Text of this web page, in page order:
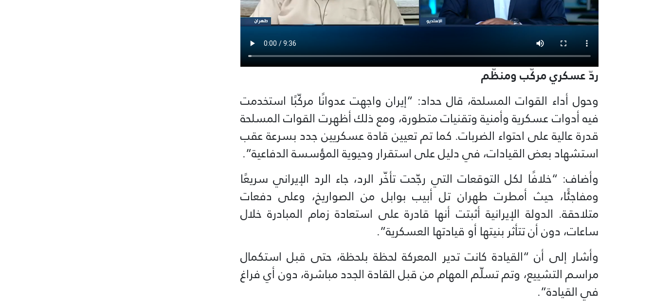
ردّ عسكري مركّب ومنظّم
وحول أداء القوات المسلحة، قال حداد: “إيران واجهت عدوانًا مركّبًا استخدمت
فيه أدوات عسكرية وأمنية وتقنيات متطورة، ومع ذلك أظهرت القوات المسلحة
قدرة عالية على احتواء الضربات. كما تم تعيين قادة عسكريين جدد بسرعة عقب
استشهاد بعض القيادات، في دليل على استقرار وحيوية المؤسسة الدفاعية”.
وأضاف: “خلافًا لكل التوقعات التي رجّحت تأخّر الرد، جاء الرد الإيراني سريعًا
ومفاجئًا، حيث أمطرت طهران تل أبيب بوابل من الصواريخ، وعلى دفعات
متلاحقة. الدولة الإيرانية أثبتت أنها قادرة على استعادة زمام المبادرة خلال
ساعات، دون أن تتأثر بنيتها أو قيادتها العسكرية”.
وأشار إلى أن “القيادة كانت تدير المعركة لحظة بلحظة، حتى قبل استكمال
مراسم التشييع، وتم تسلّم المهام من قبل القادة الجدد مباشرة، دون أي فراغ
في القيادة”.